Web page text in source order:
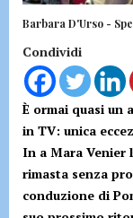
Barbara D'Urso -
Condividi
È ormai quasi un
in TV: unica
In a Mara Venier
rimasta senza
conduzione di